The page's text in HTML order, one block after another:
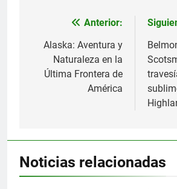
Navegación
de
entradas
Anterior:
Alaska: Aventura y
Naturaleza en la
Última Frontera de
América
Noticias relacionadas